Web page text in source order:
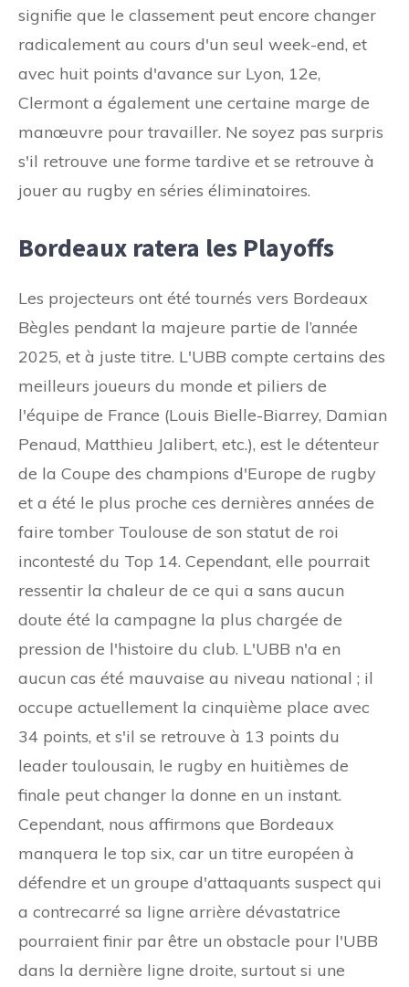
signifie que le classement peut encore changer
radicalement au cours d'un seul week-end, et
avec huit points d'avance sur Lyon, 12e,
Clermont a également une certaine marge de
manœuvre pour travailler. Ne soyez pas surpris
s'il retrouve une forme tardive et se retrouve à
jouer au rugby en séries éliminatoires.
Bordeaux ratera les Playoffs
Les projecteurs ont été tournés vers Bordeaux
Bègles pendant la majeure partie de l’année
2025, et à juste titre. L'UBB compte certains des
meilleurs joueurs du monde et piliers de
l'équipe de France (Louis Bielle-Biarrey, Damian
Penaud, Matthieu Jalibert, etc.), est le détenteur
de la Coupe des champions d'Europe de rugby
et a été le plus proche ces dernières années de
faire tomber Toulouse de son statut de roi
incontesté du Top 14. Cependant, elle pourrait
ressentir la chaleur de ce qui a sans aucun
doute été la campagne la plus chargée de
pression de l'histoire du club. L'UBB n'a en
aucun cas été mauvaise au niveau national ; il
occupe actuellement la cinquième place avec
34 points, et s'il se retrouve à 13 points du
leader toulousain, le rugby en huitièmes de
finale peut changer la donne en un instant.
Cependant, nous affirmons que Bordeaux
manquera le top six, car un titre européen à
défendre et un groupe d'attaquants suspect qui
a contrecarré sa ligne arrière dévastatrice
pourraient finir par être un obstacle pour l'UBB
dans la dernière ligne droite, surtout si une